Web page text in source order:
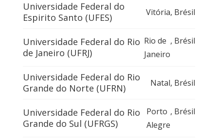
Universidade Federal do
Espirito Santo (UFES)
Vitória, Brésil
Universidade Federal do Rio
de Janeiro (UFRJ)
Rio de
Janeiro
, Brésil
Universidade Federal do Rio
Grande do Norte (UFRN)
Natal, Brésil
Universidade Federal do Rio
Grande do Sul (UFRGS)
Porto
Alegre
, Brésil